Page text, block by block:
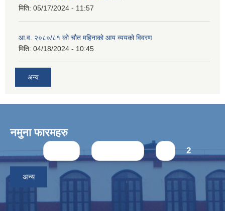
मिति: 05/17/2024 - 11:57
आ.व. २०८०/८१ को चौत महिनाको आय व्ययको विवरण
मिति: 04/18/2024 - 10:45
अन्य
नमुना फारमहरु
Pages 2
अन्य